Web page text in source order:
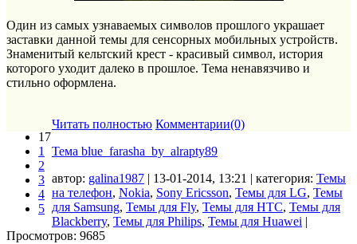
Один из самых узнаваемых символов прошлого украшает
заставки данной темы для сенсорных мобильных устройств.
Знаменитый кельтский крест - красивый символ, история
которого уходит далеко в прошлое. Тема ненавязчиво и
стильно оформлена.
17
1
2
3
4
5
Читать полностью Комментарии(0)
Тема blue_farasha_by_alrapty89
автор: galina1987 | 13-01-2014, 13:21 | категория: Темы
на телефон, Nokia, Sony Ericsson, Темы для LG, Темы
для Samsung, Темы для Fly, Темы для HTC, Темы для
Blackberry, Темы для Philips, Темы для Huawei |
Просмотров: 9685